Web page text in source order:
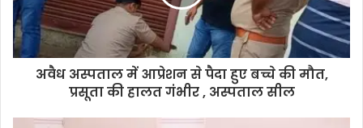
अवैध अस्पताल में आप्रेशन से पैदा हुए बच्चे की मौत,
प्रसूता की हालत गंभीर , अस्पताल सील